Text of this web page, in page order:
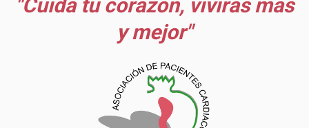
"Cuida tu corazón, vivirás más
y mejor"